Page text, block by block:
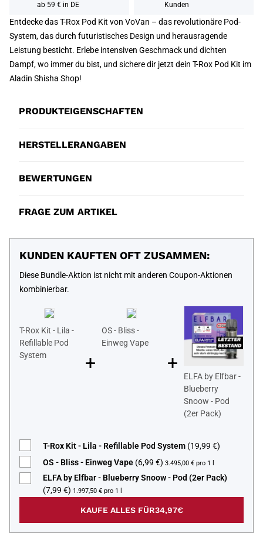
ab 59 € in DE
Kunden
Entdecke das T-Rox Pod Kit von VoVan – das revolutionäre Pod-
System, das durch futuristisches Design und herausragende
Leistung besticht. Erlebe intensiven Geschmack und dichten
Dampf, wo immer du bist, und sichere dir jetzt dein T-Rox Pod Kit im
Aladin Shisha Shop!
PRODUKTEIGENSCHAFTEN
HERSTELLERANGABEN
BEWERTUNGEN
FRAGE ZUM ARTIKEL
KUNDEN KAUFTEN OFT ZUSAMMEN:
Diese Bundle-Aktion ist nicht mit anderen Coupon-Aktionen
kombinierbar.
T-Rox Kit - Lila -
Refillable Pod
System
+
OS - Bliss -
Einweg Vape
+
ELFA by Elfbar -
Blueberry
Snoow - Pod
(2er Pack)
T-Rox Kit - Lila - Refillable Pod System(19,99 €)
OS - Bliss - Einweg Vape(6,99 €) 3.495,00 € pro 1 l
ELFA by Elfbar - Blueberry Snoow - Pod (2er Pack)
(7,99 €) 1.997,50 € pro 1 l
KAUFE ALLES FÜR34,97€